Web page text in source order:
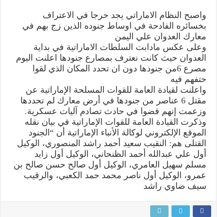
واصبح النظام الاماراتي يجد حرجا في الاعتراف
بخسائره الفادحة في اوساط جنوده الذين زج بهم في
معارك العدوان علي اليمن
وعلى عكس مادابت السلطات الاماراتية في بداية
العدوان حيث كانت نعترف بمصارع جنودها اعلنت اليوم
مصرع 6من جنودها دون ان تحدد المكان الذي لقوا
حتفهم فيه
واعلنت لقيادة العامة للقوات المسلحة الإماراتية عن
مقتل 6 عناصر من جنودها في أرض معارك لم تحددها
وزعمت إنهم قضوا في حادث تصادم آليات عسكرية.
وذكرت القيادة العامة للقوات الإماراتية في بيان نقله
الموقع الإلكتروني لوكالة الأنباء الإماراتية أن “الجنود
القتلى هم: النقيب سعيد أحمد راشد المنصوري، الوكيل
أول علي عبدالله أحمد الظنحاني، الوكيل أول زايد
مسلم سهيل العامري، الوكيل أول صالح حسن صالح بن
عمرو، الوكيل أول ناصر محمد حمد الكعبي، والرقيب
سيف ضاوي راشد